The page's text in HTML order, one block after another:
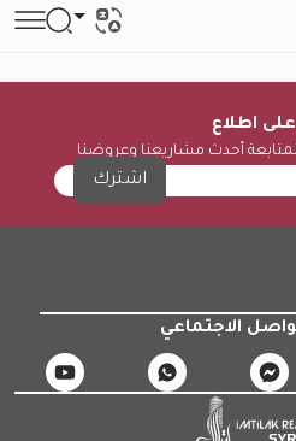
اطلاع
لمتابعة أحدث مشاريعنا وعروضنا
اشترك
الاجتماعي